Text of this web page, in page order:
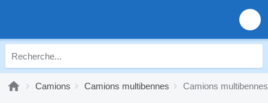
Camions Camions multibennes Camions